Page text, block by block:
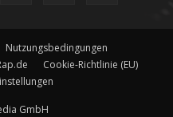
Nutzungsbedingungen
Cookie-Richtlinie (EU)
GmbH